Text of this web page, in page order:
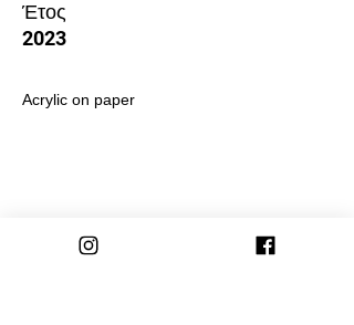
Έτος
2023
Αcrylic on paper